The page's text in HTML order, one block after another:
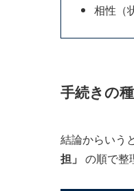
相性（
手続きの
結論からいう
担」 の順で整